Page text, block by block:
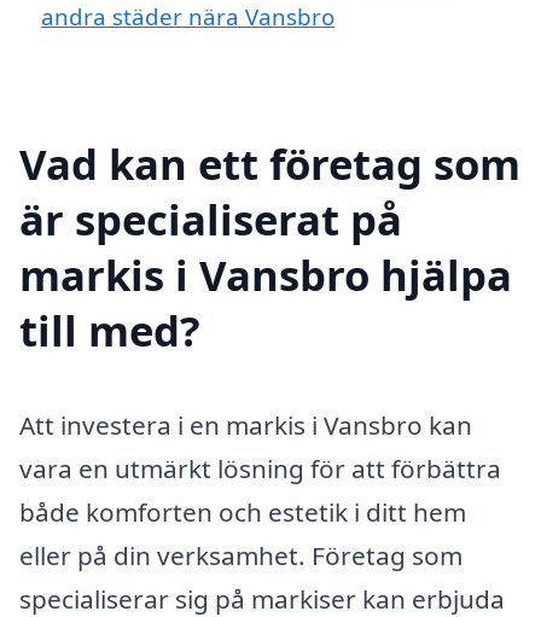
andra städer nära Vansbro
Vad kan ett företag som
är specialiserat på
markis i Vansbro hjälpa
till med?
Att investera i en markis i Vansbro kan
vara en utmärkt lösning för att förbättra
både komforten och estetik i ditt hem
eller på din verksamhet. Företag som
specialiserar sig på markiser kan erbjuda